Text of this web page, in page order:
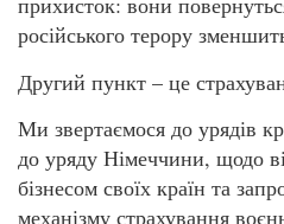
російського терору
Другий пункт – це
Ми звертаємося до урядів
до уряду Німеччини, щодо
бізнесом своїх країн та
механізму страхування